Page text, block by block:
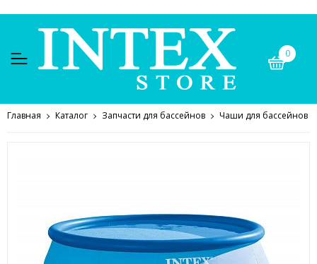
0
Главная Каталог Запчасти для бассейнов Чаши для бассейнов